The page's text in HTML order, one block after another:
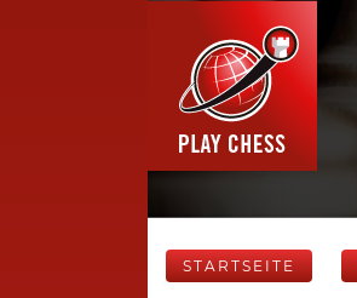
STARTSEITE